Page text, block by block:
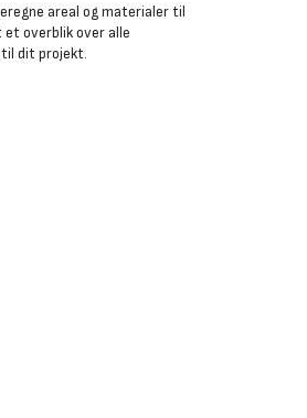
areal og materialer til
overblik over alle
dit projekt.